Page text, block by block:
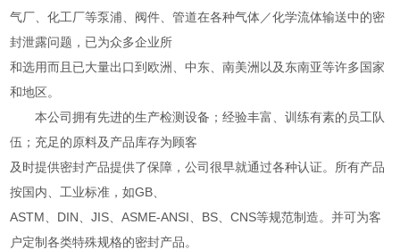
气厂、化工厂等泵浦、阀件、管道在各种气体／化学流体输送中的密
封泄露问题，已为众多企业所
和选用而且已大量出口到欧洲、中东、南美洲以及东南亚等许多国家
和地区。
本公司拥有先进的生产检测设备；经验丰富、训练有素的员工队
伍；充足的原料及产品库存为顾客
及时提供密封产品提供了保障，公司很早就通过各种认证。所有产品
按国内、工业标准，如GB、
ASTM、DIN、JIS、ASME-ANSI、BS、CNS等规范制造。并可为客
户定制各类特殊规格的密封产品。